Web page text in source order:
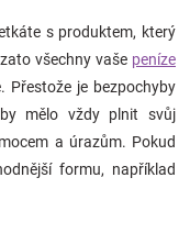
s produktem, který
všechny vaše peníze
Přestože je bezpochyby
mělo vždy plnit svůj
a úrazům. Pokud
formu, například